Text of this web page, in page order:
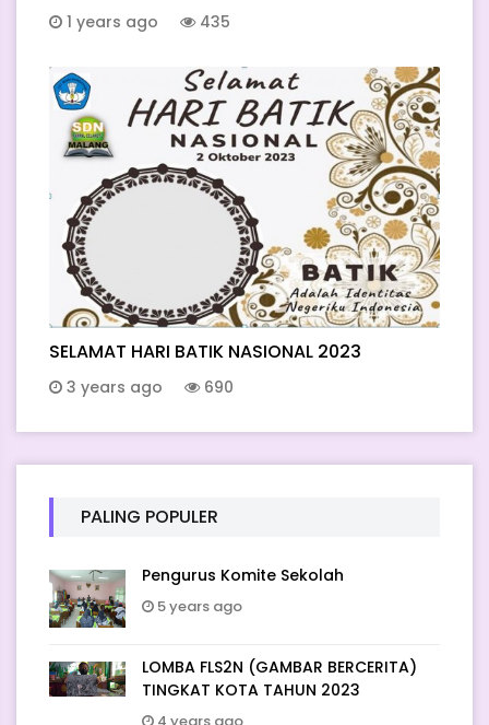
1 years ago 435
SELAMAT HARI BATIK NASIONAL 2023
3 years ago 690
PALING POPULER
Pengurus Komite Sekolah
5 years ago
LOMBA FLS2N (GAMBAR BERCERITA)
TINGKAT KOTA TAHUN 2023